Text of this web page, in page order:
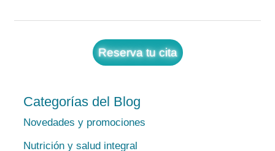
Categorías del Blog
Novedades y promociones
Nutrición y salud integral
Reserva tu cita